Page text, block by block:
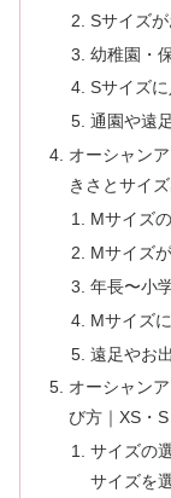
Sサイズ
幼稚園・
Sサイズ
通園や遠
オーシャン
きさとサイ
Mサイズ
Mサイズ
年長〜小
Mサイズ
遠足やお
オーシャン
び方｜XS・
サイズの
サイズを